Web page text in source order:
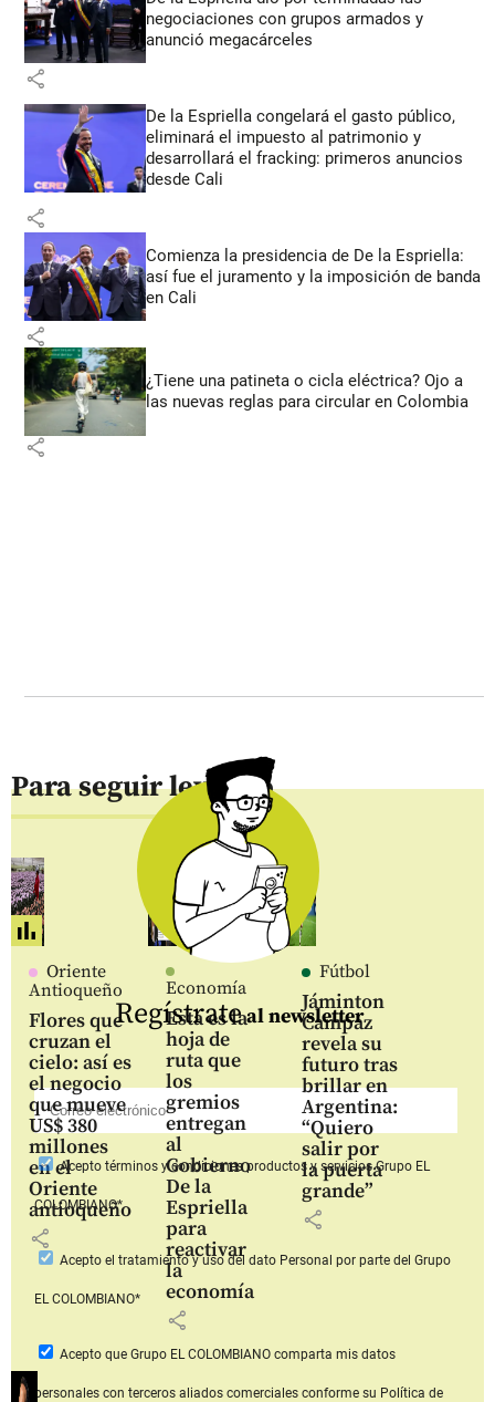
negociaciones con grupos armados y
anunció megacárceles
share
De la Espriella congelará el gasto público,
eliminará el impuesto al patrimonio y
desarrollará el fracking: primeros anuncios
desde Cali
share
Comienza la presidencia de De la Espriella:
así fue el juramento y la imposición de banda
en Cali
share
¿Tiene una patineta o cicla eléctrica? Ojo a
las nuevas reglas para circular en Colombia
share
Para seguir leyendo
Oriente
Antioqueño
Flores que
cruzan el
cielo: así es
el negocio
que mueve
US$ 380
millones
en el
Oriente
antioqueño
share
Economía
Esta es la
hoja de
ruta que
los
gremios
entregan
al
Gobierno
De la
Espriella
para
reactivar
la
economía
share
Fútbol
Jáminton
Campaz
revela su
futuro tras
brillar en
Argentina:
“Quiero
salir por
la puerta
grande”
share
Regístrateal newsletter
Aceptotérminos y condiciones productos y serviciosGrupo EL
COLOMBIANO*
Acepto el tratamiento y uso del dato Personal por parte del Grupo
EL COLOMBIANO*
Acepto que Grupo EL COLOMBIANOcomparta mis datos
personales con terceros aliados comerciales conforme su Política de